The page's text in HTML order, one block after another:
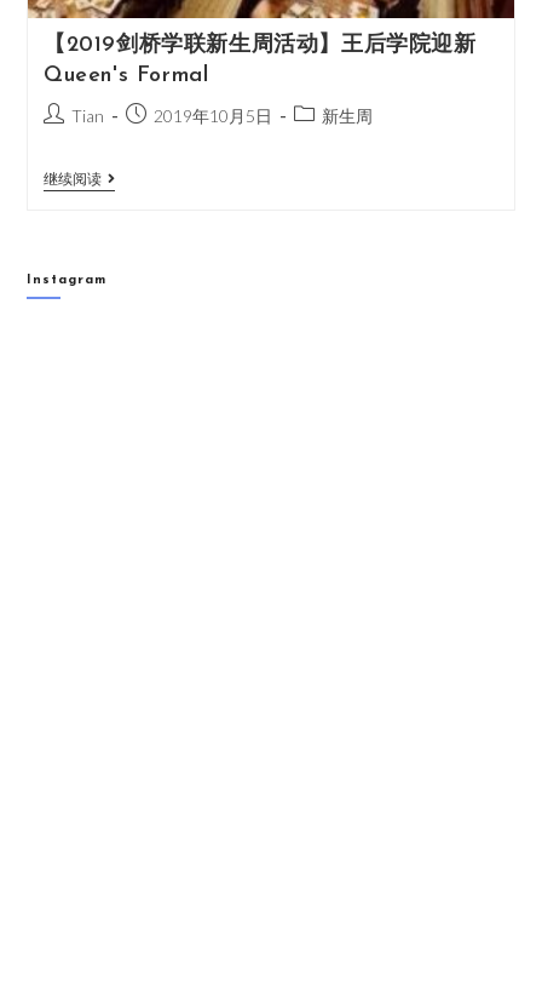
【2019剑桥学联新生周活动】王后学院迎新
Queen's Formal
Tian 2019年10月5日 新生周
继续阅读
Instagram